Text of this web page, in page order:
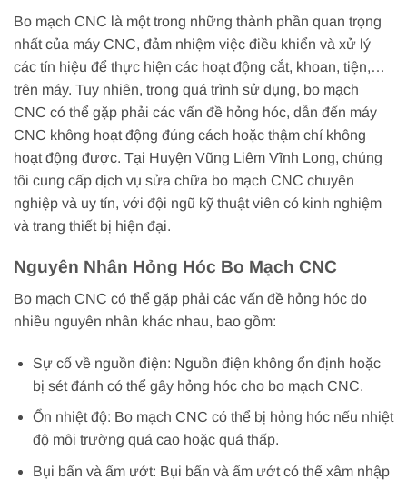
Bo mạch CNC là một trong những thành phần quan trọng
nhất của máy CNC, đảm nhiệm việc điều khiển và xử lý
các tín hiệu để thực hiện các hoạt động cắt, khoan, tiện,…
trên máy. Tuy nhiên, trong quá trình sử dụng, bo mạch
CNC có thể gặp phải các vấn đề hỏng hóc, dẫn đến máy
CNC không hoạt động đúng cách hoặc thậm chí không
hoạt động được. Tại Huyện Vũng Liêm Vĩnh Long, chúng
tôi cung cấp dịch vụ sửa chữa bo mạch CNC chuyên
nghiệp và uy tín, với đội ngũ kỹ thuật viên có kinh nghiệm
và trang thiết bị hiện đại.
Nguyên Nhân Hỏng Hóc Bo Mạch CNC
Bo mạch CNC có thể gặp phải các vấn đề hỏng hóc do
nhiều nguyên nhân khác nhau, bao gồm:
Sự cố về nguồn điện: Nguồn điện không ổn định hoặc
bị sét đánh có thể gây hỏng hóc cho bo mạch CNC.
Ổn nhiệt độ: Bo mạch CNC có thể bị hỏng hóc nếu nhiệt
độ môi trường quá cao hoặc quá thấp.
Bụi bẩn và ẩm ướt: Bụi bẩn và ẩm ướt có thể xâm nhập